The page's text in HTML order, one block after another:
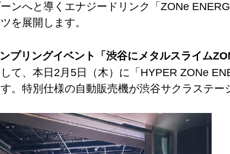
ンへと導くエナジードリンク「ZONe
を展開します。
プリングイベント「渋谷にメタルスライム
て、本日2月5日（木）に「HYPER ZONe
。特別仕様の自動販売機が渋谷サクラステー